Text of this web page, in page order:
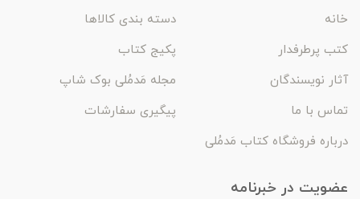
خانه
دسته بندی کالاها
کتب پرطرفدار
پکیج کتاب
آثار نویسندگان
مجله مَدمُلی بوک شاپ
تماس با ما
پیگیری سفارشات
درباره فروشگاه کتاب مَدمُلی
عضویت در خبرنامه